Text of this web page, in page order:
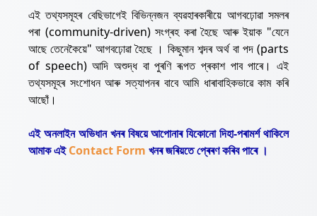
এই তথ্যসমূহৰ বেছিভাগেই বিভিন্নজন ব্যৱহাৰকাৰীয়ে আগবঢ়োৱা সমলৰ
পৰা (community-driven) সংগ্ৰহ কৰা হৈছে আৰু ইয়াক "যেনে
আছে তেনেকৈয়ে" আগবঢ়োৱা হৈছে । কিছুমান শব্দৰ অৰ্থ বা পদ (parts
of speech) আদি অশুদ্ধ বা পুৰণি ৰূপত প্ৰকাশ পাব পাৰে। এই
তথ্যসমূহৰ সংশোধন আৰু সত্যাপনৰ বাবে আমি ধাৰাবাহিকভাৱে কাম কৰি
আছোঁ।
এই অনলাইন অভিধান খনৰ বিষয়ে আপোনাৰ যিকোনো দিহা-পৰামৰ্শ থাকিলে
আমাক এইContact Form খনৰ জৰিয়তে প্ৰেৰণ কৰিব পাৰে ।